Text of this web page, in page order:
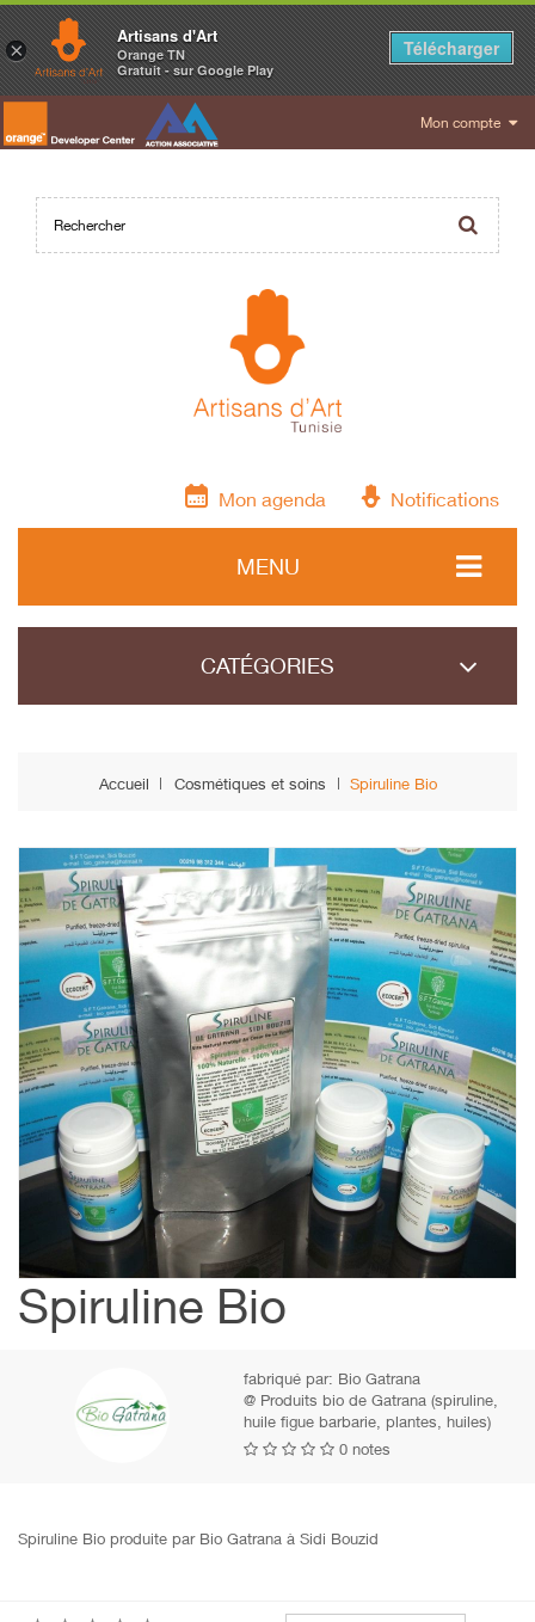
Mon compte
Mon agenda Notifications
MENU
CATÉGORIES
Accueil Cosmétiques et soins Spiruline Bio
Spiruline Bio
fabriqué par: Bio Gatrana
@ Produits bio de Gatrana (spiruline,
huile figue barbarie, plantes, huiles)
0 notes
Spiruline Bio produite par Bio Gatrana à Sidi Bouzid
×
Artisans d'Art
Orange TN
Gratuit - sur Google Play
Télécharger